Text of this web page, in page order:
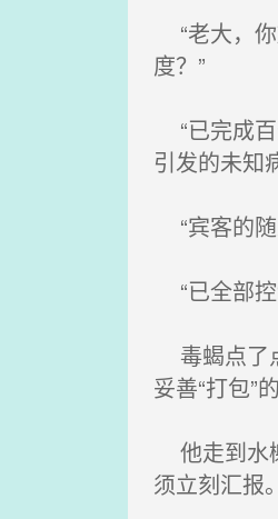
“老大，
度？”
“已完成
引发的未知
“宾客的
“已全部控
毒蝎点了
妥善“打包”
他走到水
须立刻汇报